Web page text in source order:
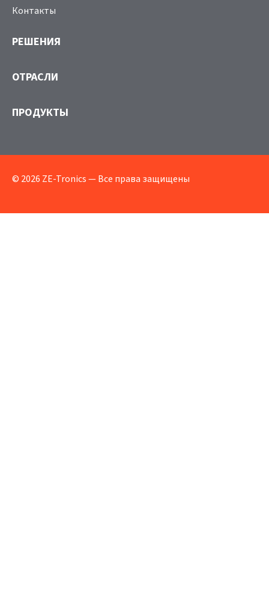
Контакты
РЕШЕНИЯ
ОТРАСЛИ
ПРОДУКТЫ
© 2026 ZE-Tronics — Все права защищены